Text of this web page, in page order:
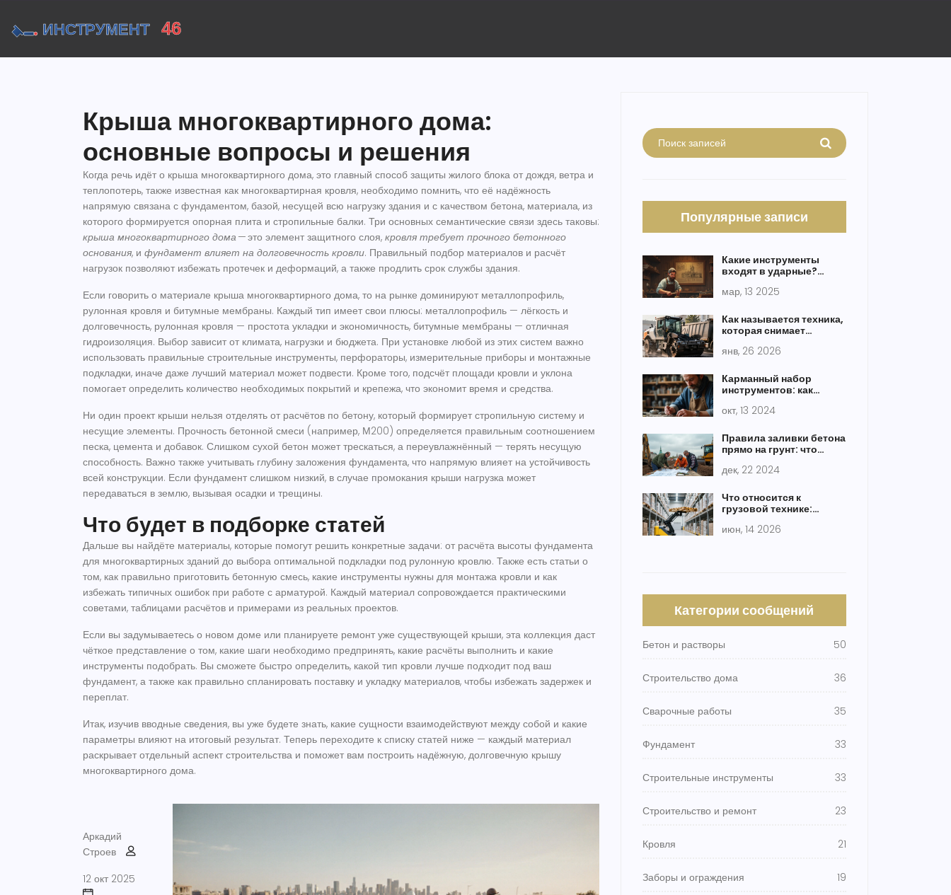
Крыша многоквартирного дома:
основные вопросы и решения
Когда речь идёт о крыша многоквартирного дома, это главный способ защиты жилого блока от дождя, ветра и
теплопотерь, также известная как многоквартирная кровля, необходимо помнить, что её надёжность
напрямую связана с фундаментом, базой, несущей всю нагрузку здания и с качеством бетона, материала, из
которого формируется опорная плита и стропильные балки. Три основных семантические связи здесь таковы:
крыша многоквартирного дома— это элемент защитного слоя, кровля требует прочного бетонного
основания, и фундамент влияет на долговечность кровли. Правильный подбор материалов и расчёт
нагрузок позволяют избежать протечек и деформаций, а также продлить срок службы здания.
Если говорить о материале крыша многоквартирного дома, то на рынке доминируют металлопрофиль,
рулонная кровля и битумные мембраны. Каждый тип имеет свои плюсы: металлопрофиль — лёгкость и
долговечность, рулонная кровля — простота укладки и экономичность, битумные мембраны — отличная
гидроизоляция. Выбор зависит от климата, нагрузки и бюджета. При установке любой из этих систем важно
использовать правильные строительные инструменты, перфораторы, измерительные приборы и монтажные
подкладки, иначе даже лучший материал может подвести. Кроме того, подсчёт площади кровли и уклона
помогает определить количество необходимых покрытий и крепежа, что экономит время и средства.
Ни один проект крыши нельзя отделять от расчётов по бетону, который формирует стропильную систему и
несущие элементы. Прочность бетонной смеси (например, М200) определяется правильным соотношением
песка, цемента и добавок. Слишком сухой бетон может трескаться, а переувлажнённый — терять несущую
способность. Важно также учитывать глубину заложения фундамента, что напрямую влияет на устойчивость
всей конструкции. Если фундамент слишком низкий, в случае промокания крыши нагрузка может
передаваться в землю, вызывая осадки и трещины.
Что будет в подборке статей
Дальше вы найдёте материалы, которые помогут решить конкретные задачи: от расчёта высоты фундамента
для многоквартирных зданий до выбора оптимальной подкладки под рулонную кровлю. Также есть статьи о
том, как правильно приготовить бетонную смесь, какие инструменты нужны для монтажа кровли и как
избежать типичных ошибок при работе с арматурой. Каждый материал сопровождается практическими
советами, таблицами расчётов и примерами из реальных проектов.
Если вы задумываетесь о новом доме или планируете ремонт уже существующей крыши, эта коллекция даст
чёткое представление о том, какие шаги необходимо предпринять, какие расчёты выполнить и какие
инструменты подобрать. Вы сможете быстро определить, какой тип кровли лучше подходит под ваш
фундамент, а также как правильно спланировать поставку и укладку материалов, чтобы избежать задержек и
переплат.
Итак, изучив вводные сведения, вы уже будете знать, какие сущности взаимодействуют между собой и какие
параметры влияют на итоговый результат. Теперь переходите к списку статей ниже — каждый материал
раскрывает отдельный аспект строительства и поможет вам построить надёжную, долговечную крышу
многоквартирного дома.
Аркадий
Строев
12 окт 2025
Популярные записи
Какие инструменты
входят в ударные?
советы
мар, 13 2025
Как называется техника,
которая снимает
их особенности
янв, 26 2026
Карманный набор
инструментов: как
использовать
окт, 13 2024
Правила заливки бетона
прямо на грунт: что
дек, 22 2024
Что относится к
грузовой технике:
для стройки и логистики
июн, 14 2026
Категории сообщений
Бетон и растворы 50
Строительство дома 36
Сварочные работы 35
Фундамент 33
Строительные инструменты 33
Строительство и ремонт 23
Кровля 21
Заборы и ограждения 19